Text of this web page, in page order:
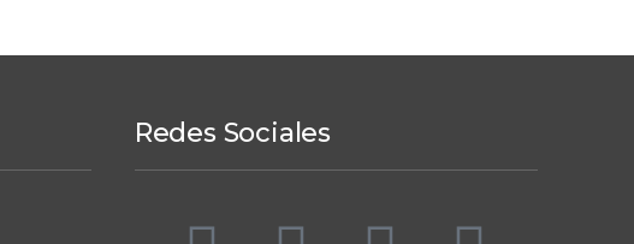
Redes Sociales